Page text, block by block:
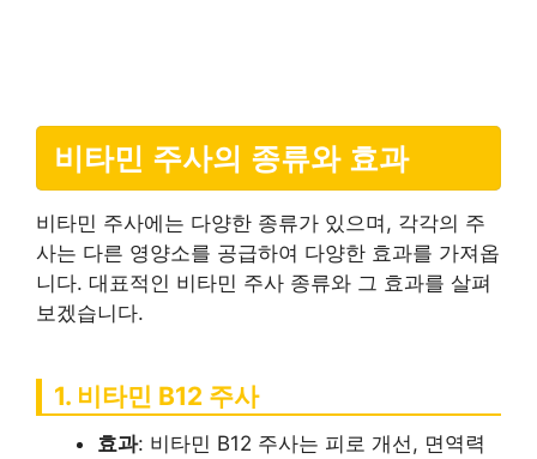
비타민 주사의 종류와 효과
비타민 주사에는 다양한 종류가 있으며, 각각의 주
사는 다른 영양소를 공급하여 다양한 효과를 가져옵
니다. 대표적인 비타민 주사 종류와 그 효과를 살펴
보겠습니다.
1. 비타민 B12 주사
효과: 비타민 B12 주사는 피로 개선, 면역력